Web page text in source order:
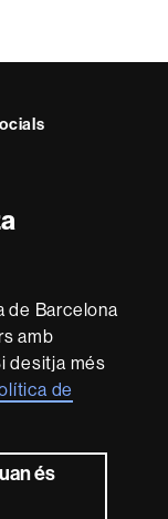
de Barcelona
amb
desitja més
de
és